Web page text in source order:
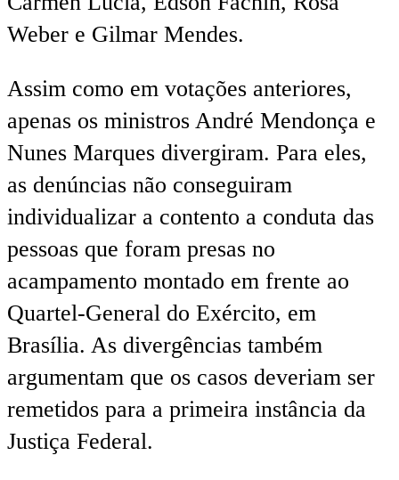
Weber e Gilmar Mendes.
Assim como em votações anteriores,
apenas os ministros André Mendonça e
Nunes Marques divergiram. Para eles,
as denúncias não conseguiram
individualizar a contento a conduta das
pessoas que foram presas no
acampamento montado em frente ao
Quartel-General do Exército, em
Brasília. As divergências também
argumentam que os casos deveriam ser
remetidos para a primeira instância da
Justiça Federal.